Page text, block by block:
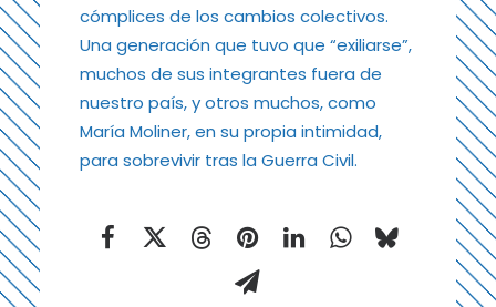
cómplices de los cambios colectivos.
Una generación que tuvo que “exiliarse”,
muchos de sus integrantes fuera de
nuestro país, y otros muchos, como
María Moliner, en su propia intimidad,
para sobrevivir tras la Guerra Civil.